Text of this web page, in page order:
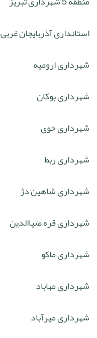
استانداری آذربایجان غربی
شهرداری ارومیه
شهرداری بوکان
شهرداری خوی
شهرداری ربط
شهرداری شاهین دژ
شهرداری قره ضیاالدین
شهرداری ماکو
شهرداری مهاباد
شهرداری میرآباد